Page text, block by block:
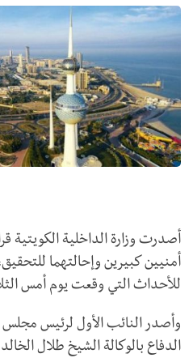
أصدرت وزارة الداخلية الكويتية
أمنيين كبيرين وإحالتهما
للأحداث التي وقعت يوم أمس
وأصدر النائب الأول لرئيس مجلس
الدفاع بالوكالة الشيخ طلال